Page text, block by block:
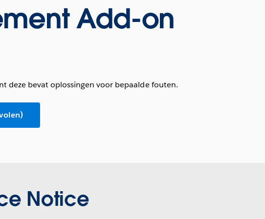
Add-on
deze bevat oplossingen voor bepaalde fouten.
Notice